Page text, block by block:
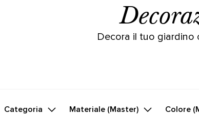
Decora il tuo giardino
Categoria Materiale (Master) Colore